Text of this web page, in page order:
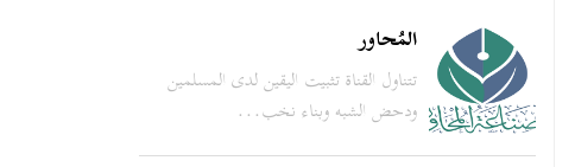
المُحاور
تتناول القناة تثبيت اليقين لدى المسلمين
ودحض الشبه وبناء نخب...